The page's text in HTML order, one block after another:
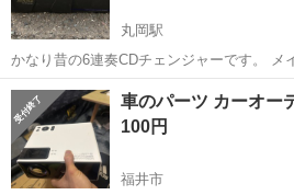
丸岡駅
かなり昔の6連奏CDチェンジャーです。 メ
作確認できていません。 外した当時は動い
福井 坂井市 丸岡駅 カーオーデ
車のパーツ カーオー
100円
福井市